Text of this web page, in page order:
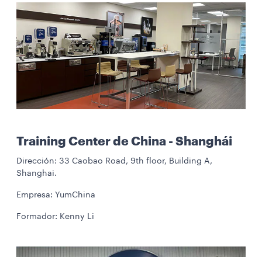
Training Center de China - Shanghái
Dirección: 33 Caobao Road, 9th floor, Building A,
Shanghai.
Empresa: YumChina
Formador: Kenny Li